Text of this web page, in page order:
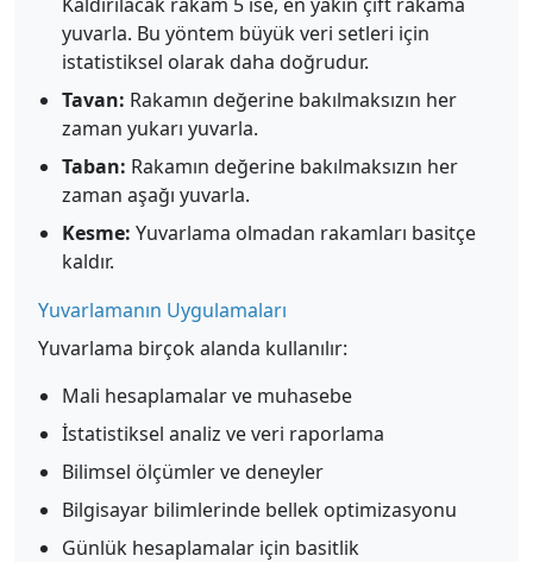
yuvarla. Bu yöntem büyük veri setleri için
istatistiksel olarak daha doğrudur.
Tavan: Rakamın değerine bakılmaksızın her
zaman yukarı yuvarla.
Taban: Rakamın değerine bakılmaksızın her
zaman aşağı yuvarla.
Kesme: Yuvarlama olmadan rakamları basitçe
kaldır.
Yuvarlamanın Uygulamaları
Yuvarlama birçok alanda kullanılır:
Mali hesaplamalar ve muhasebe
İstatistiksel analiz ve veri raporlama
Bilimsel ölçümler ve deneyler
Bilgisayar bilimlerinde bellek optimizasyonu
Günlük hesaplamalar için basitlik